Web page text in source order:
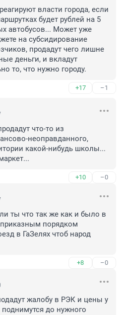
власти города, если
будет рублей на 5
автобусов... Может уже
на субсидирование
продадут чего лишне
деньги, и вкладут
то, что нужно городу.
+17 –1
что-то из
неоправданного,
какой-нибудь школы...
+10 –0
ты что так же как и было в
порядком
в ГаЗелях чтоб народ
+8 –0
жалобу в РЭК и цены у
до нужного